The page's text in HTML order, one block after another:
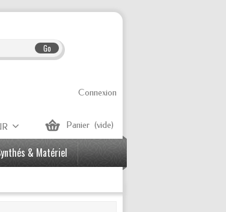
Go
Connexion
Panier (vide)
& Matériel